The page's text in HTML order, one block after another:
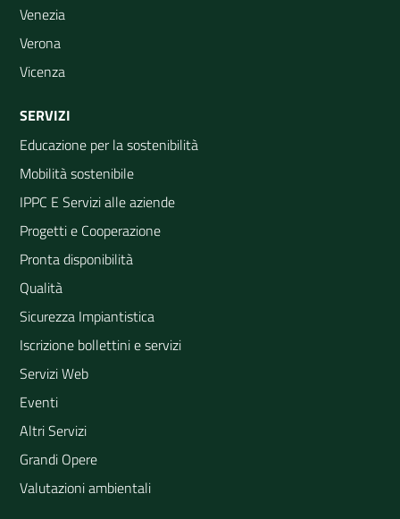
Venezia
Verona
Vicenza
SERVIZI
Educazione per la sostenibilità
Mobilità sostenibile
IPPC E Servizi alle aziende
Progetti e Cooperazione
Pronta disponibilità
Qualità
Sicurezza Impiantistica
Iscrizione bollettini e servizi
Servizi Web
Eventi
Altri Servizi
Grandi Opere
Valutazioni ambientali